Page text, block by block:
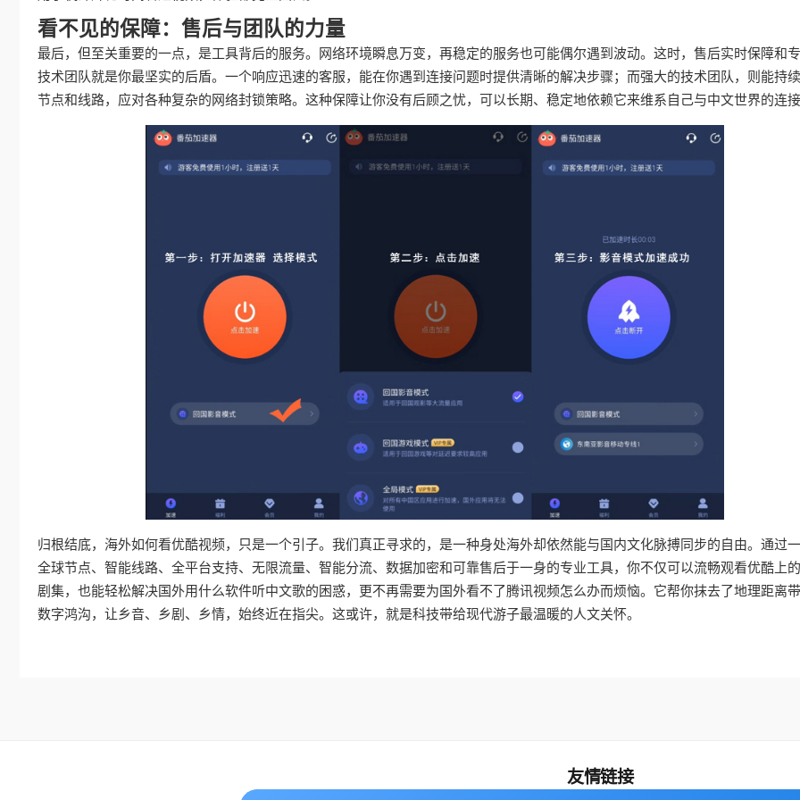
看不见的保障：售后与团队的力量
最后，但至关重要的一点，是工具背后的服务。网络环境瞬息万变，再稳定的服务也可能偶尔遇到波动。这时，售后实时保障和
技术团队就是你最坚实的后盾。一个响应迅速的客服，能在你遇到连接问题时提供清晰的解决步骤；而强大的技术团队，则能持
节点和线路，应对各种复杂的网络封锁策略。这种保障让你没有后顾之忧，可以长期、稳定地依赖它来维系自己与中文世界的连接
归根结底，海外如何看优酷视频，只是一个引子。我们真正寻求的，是一种身处海外却依然能与国内文化脉搏同步的自由。通过
全球节点、智能线路、全平台支持、无限流量、智能分流、数据加密和可靠售后于一身的专业工具，你不仅可以流畅观看优酷上
剧集，也能轻松解决国外用什么软件听中文歌的困惑，更不再需要为国外看不了腾讯视频怎么办而烦恼。它帮你抹去了地理距离
数字鸿沟，让乡音、乡剧、乡情，始终近在指尖。这或许，就是科技带给现代游子最温暖的人文关怀。
友情链接